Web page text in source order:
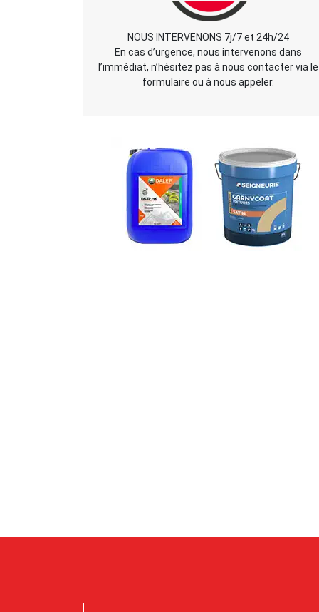
NOUS INTERVENONS 7j/7 et 24h/24
En cas d’urgence, nous intervenons dans
l’immédiat, n’hésitez pas à nous contacter via le
formulaire ou à nous appeler.